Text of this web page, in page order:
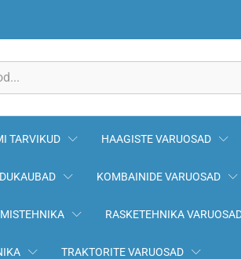
TARVIKUD HAAGISTE VARUOSAD
KOMBAINIDE VARUOSAD
RASKETEHNIKA
TRAKTORITE VARUOSAD